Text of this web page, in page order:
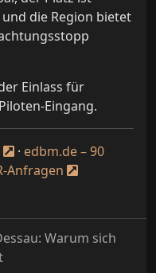
die Region bietet
Einlass für
Eingang.
· edbm.de – 90
Anfragen
Warum sich